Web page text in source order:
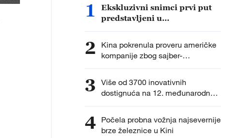
1
Ekskluzivni snimci prvi put
predstavljeni u
2
Kina pokrenula proveru američke
kompanije zbog sajber-
bezbednosti
3 Više od 3700 inovativnih
dostignuća na 12. međunarodnoj
izložbi izuma
4 Počela probna vožnja najsevernije
brze železnice u Kini